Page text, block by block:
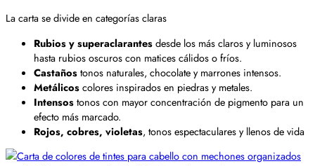
La carta se divide en categorías claras
Rubios y superaclarantesdesde los más claros y luminosos
hasta rubios oscuros con matices cálidos o fríos.
Castañostonos naturales, chocolate y marrones intensos.
Metálicoscolores inspirados en piedras y metales.
Intensostonos con mayor concentración de pigmento para un
efecto más marcado.
Rojos, cobres, violetas, tonos espectaculares y llenos de vida